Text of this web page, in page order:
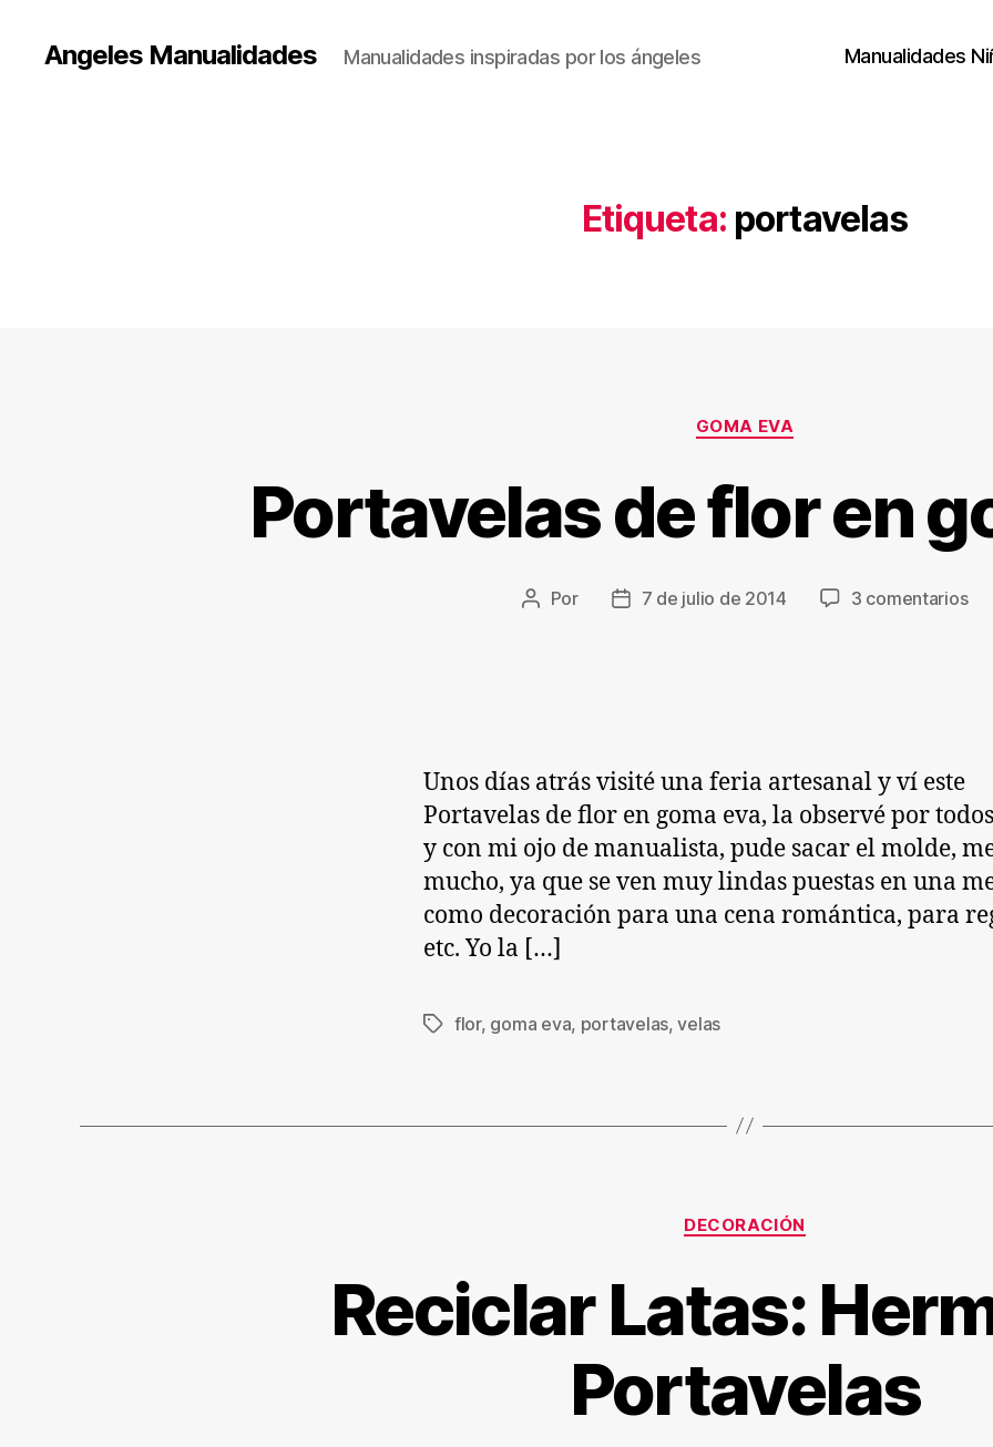
Angeles Manualidades Manualidades inspiradas por los ángeles Manualidades
Etiqueta: portavelas
Categorías
GOMA EVA
Portavelas de flor en
Autor
Por
Fecha7 de julio de 2014 3 comentariosen
Unos días atrás visité una feria artesanal y ví este
Portavelas de flor en goma eva, la observé por
y con mi ojo de manualista, pude sacar el molde,
mucho, ya que se ven muy lindas puestas en una
como decoración para una cena romántica, para
etc. Yo la […]
Etiquetas
flor, goma eva, portavelas,velas
Categorías
DECORACIÓN
Reciclar Latas:
Portavelas